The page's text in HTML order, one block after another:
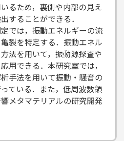
るため，裏側や内部の見え
することができる．
では，振動エネルギーの流
裂を特定する．振動エネル
法を用いて，振動源探査や
用できる．本研究室では，
手法を用いて振動・騒音の
ている．また，低周波数領
メタマテリアルの研究開発